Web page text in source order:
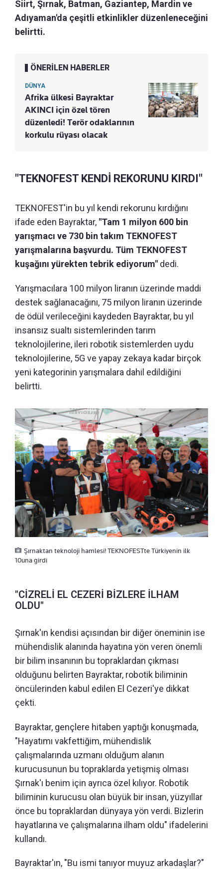
Siirt, Şırnak, Batman, Gaziantep, Mardin ve
Adıyaman'da çeşitli etkinlikler düzenleneceğini
belirtti.
ÖNERİLEN HABERLER
DÜNYA
Afrika ülkesi Bayraktar
AKINCI için özel tören
düzenledi! Terör odaklarının
korkulu rüyası olacak
"TEKNOFEST KENDİ REKORUNU KIRDI"
TEKNOFEST'in bu yıl kendi rekorunu kırdığını
ifade eden Bayraktar, "Tam 1 milyon 600 bin
yarışmacı ve 730 bin takım TEKNOFEST
yarışmalarına başvurdu. Tüm TEKNOFEST
kuşağını yürekten tebrik ediyorum" dedi.
Yarışmacılara 100 milyon liranın üzerinde maddi
destek sağlanacağını, 75 milyon liranın üzerinde
de ödül verileceğini kaydeden Bayraktar, bu yıl
insansız sualtı sistemlerinden tarım
teknolojilerine, ileri robotik sistemlerden uydu
teknolojilerine, 5G ve yapay zekaya kadar birçok
yeni kategorinin yarışmalara dahil edildiğini
belirtti.
Şırnaktan teknoloji hamlesi! TEKNOFESTte Türkiyenin ilk
10una girdi
"CİZRELİ EL CEZERİ BİZLERE İLHAM
OLDU"
Şırnak'ın kendisi açısından bir diğer öneminin ise
mühendislik alanında hayatına yön veren önemli
bir bilim insanının bu topraklardan çıkması
olduğunu belirten Bayraktar, robotik biliminin
öncülerinden kabul edilen El Cezeri'ye dikkat
çekti.
Bayraktar, gençlere hitaben yaptığı konuşmada,
"Hayatımı vakfettiğim, mühendislik
çalışmalarında uzmanı olduğum alanın
kurucusunun bu topraklarda yetişmiş olması
Şırnak'ı benim için ayrıca özel kılıyor. Robotik
biliminin kurucusu olan büyük bir insan, yüzyıllar
önce bu topraklardan dünyaya yön verdi. Bizlerin
hayatlarına ve çalışmalarına ilham oldu" ifadelerini
kullandı.
Bayraktar'ın, "Bu ismi tanıyor muyuz arkadaşlar?"